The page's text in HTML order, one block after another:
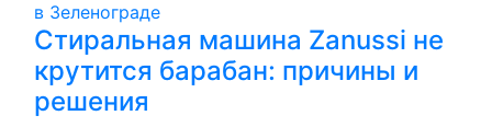
в Зеленограде
Стиральная машина Zanussi не
крутится барабан: причины и
решения